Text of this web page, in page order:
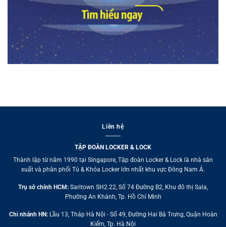
Liên hệ
TẬP ĐOÀN LOCKER & LOCK
Thành lập từ năm 1990 tại Singapore, Tập đoàn Locker & Lock là nhà sản
xuất và phân phối Tủ & Khóa Locker lớn nhất khu vực Đông Nam Á.
Trụ sở chính HCM: Saritown SH2.22, Số 74 Đường B2, Khu đô thị Sala,
Phường An Khánh, Tp. Hồ Chí Minh
Chi nhánh HN:Lầu 13, Tháp Hà Nội - Số 49, Đường Hai Bà Trưng, Quận Hoàn
Kiếm, Tp. Hà Nội